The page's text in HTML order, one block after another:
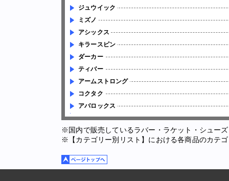
ジュウイック
ミズノ
アシックス
キラースピン
ダーカー
ティバー
アームストロング
コクタク
アバロックス
※国内で販売しているラバー・ラケット・シュー
※【カテゴリー別リスト】における各商品のカテ